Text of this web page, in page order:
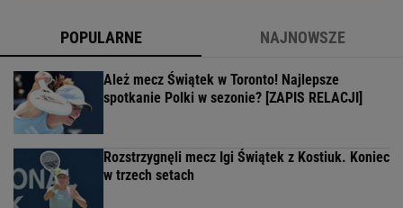
POPULARNE NAJNOWSZE
Ależ mecz Świątek w Toronto! Najlepsze
spotkanie Polki w sezonie? [ZAPIS RELACJI]
Rozstrzygnęli mecz Igi Świątek z Kostiuk. Koniec
w trzech setach